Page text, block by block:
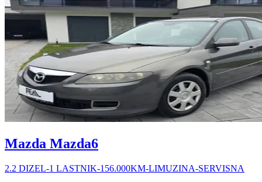
Mazda Mazda6
2.2 DIZEL-1 LASTNIK-156.000KM-LIMUZINA-SERVISNA